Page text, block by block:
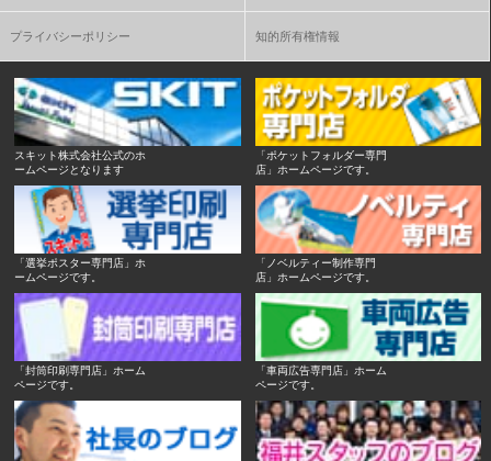
プライバシーポリシー 知的所有権情報
スキット株式会社公式のホ
ームページとなります
「ポケットフォルダー専門
店」ホームページです。
「選挙ポスター専門店」ホ
ームページです。
「ノベルティー制作専門
店」ホームページです。
「封筒印刷専門店」ホーム
ページです。
「車両広告専門店」ホーム
ページです。